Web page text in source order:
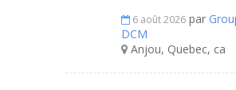
6 août 2026 par
DCM
Anjou, Quebec, ca